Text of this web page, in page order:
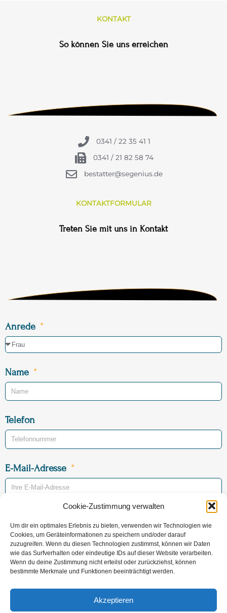
Cookie-Zustimmung verwalten
Um dir ein optimales Erlebnis zu bieten, verwenden wir Technologien wie
Cookies, um Geräteinformationen zu speichern und/oder darauf
zuzugreifen. Wenn du diesen Technologien zustimmst, können wir Daten
wie das Surfverhalten oder eindeutige IDs auf dieser Website verarbeiten.
Wenn du deine Zustimmung nicht erteilst oder zurückziehst, können
bestimmte Merkmale und Funktionen beeinträchtigt werden.
Akzeptieren
KONTAKT
So können Sie uns erreichen
0341 / 22 35 41 1
0341 / 21 82 58 74
bestatter@segenius.de
KONTAKTFORMULAR
Treten Sie mit uns in Kontakt
Anrede
Name
Telefon
E-Mail-Adresse
Vorsorge Sterbefall
Sterbeort (voraussichtlich)